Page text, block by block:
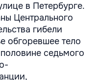
в Петербурге.
Центрального
гибели
обгоревшее тело
седьмого